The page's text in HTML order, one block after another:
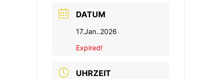
DATUM
17.Jan..2026
Expired!
UHRZEIT